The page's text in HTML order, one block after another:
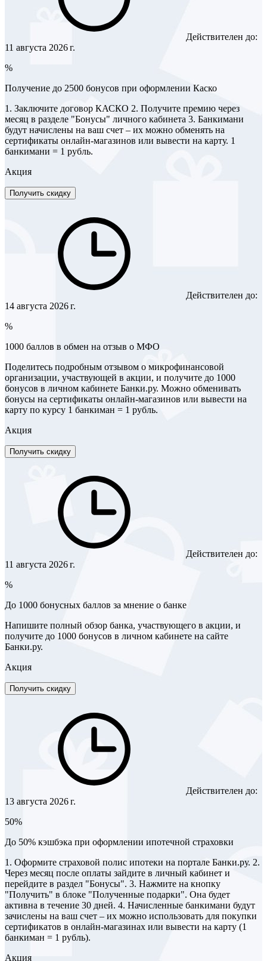
Действителен до:
11 августа 2026 г.
%
Получение до 2500 бонусов при оформлении Каско
1. Заключите договор КАСКО 2. Получите премию через
месяц в разделе "Бонусы" личного кабинета 3. Банкимани
будут начислены на ваш счет – их можно обменять на
сертификаты онлайн-магазинов или вывести на карту. 1
банкимани = 1 рубль.
Акция
Получить скидку
Действителен до:
14 августа 2026 г.
%
1000 баллов в обмен на отзыв о МФО
Поделитесь подробным отзывом о микрофинансовой
организации, участвующей в акции, и получите до 1000
бонусов в личном кабинете Банки.ру. Можно обменивать
бонусы на сертификаты онлайн-магазинов или вывести на
карту по курсу 1 банкиман = 1 рубль.
Акция
Получить скидку
Действителен до:
11 августа 2026 г.
%
До 1000 бонусных баллов за мнение о банке
Напишите полный обзор банка, участвующего в акции, и
получите до 1000 бонусов в личном кабинете на сайте
Банки.ру.
Акция
Получить скидку
Действителен до:
13 августа 2026 г.
50%
До 50% кэшбэка при оформлении ипотечной страховки
1. Оформите страховой полис ипотеки на портале Банки.ру. 2.
Через месяц после оплаты зайдите в личный кабинет и
перейдите в раздел "Бонусы". 3. Нажмите на кнопку
"Получить" в блоке "Полученные подарки". Она будет
активна в течение 30 дней. 4. Начисленные банкимани будут
зачислены на ваш счет – их можно использовать для покупки
сертификатов в онлайн-магазинах или вывести на карту (1
банкиман = 1 рубль).
Акция